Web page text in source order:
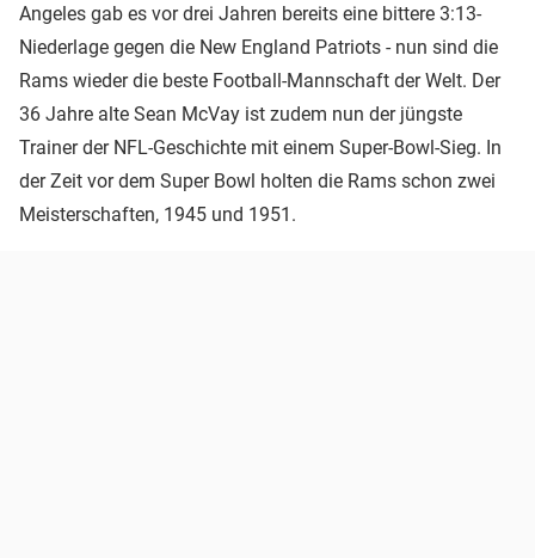
Angeles gab es vor drei Jahren bereits eine bittere 3:13-
Niederlage gegen die New England Patriots - nun sind die
Rams wieder die beste Football-Mannschaft der Welt. Der
36 Jahre alte Sean McVay ist zudem nun der jüngste
Trainer der NFL-Geschichte mit einem Super-Bowl-Sieg. In
der Zeit vor dem Super Bowl holten die Rams schon zwei
Meisterschaften, 1945 und 1951.